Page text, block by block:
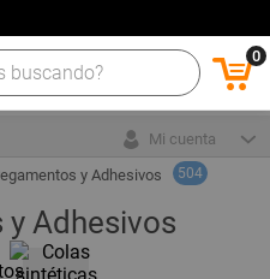
0
Mi cuenta
y Adhesivos 504
Adhesivos